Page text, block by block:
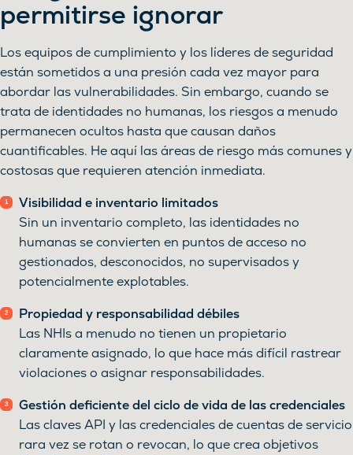
permitirse ignorar
Los equipos de cumplimiento y los líderes de seguridad
están sometidos a una presión cada vez mayor para
abordar las vulnerabilidades. Sin embargo, cuando se
trata de identidades no humanas, los riesgos a menudo
permanecen ocultos hasta que causan daños
cuantificables. He aquí las áreas de riesgo más comunes y
costosas que requieren atención inmediata.
Visibilidad e inventario limitados
Sin un inventario completo, las identidades no
humanas se convierten en puntos de acceso no
gestionados, desconocidos, no supervisados y
potencialmente explotables.
Propiedad y responsabilidad débiles
Las NHIs a menudo no tienen un propietario
claramente asignado, lo que hace más difícil rastrear
violaciones o asignar responsabilidades.
Gestión deficiente del ciclo de vida de las credenciales
Las claves API y las credenciales de cuentas de servicio
rara vez se rotan o revocan, lo que crea objetivos